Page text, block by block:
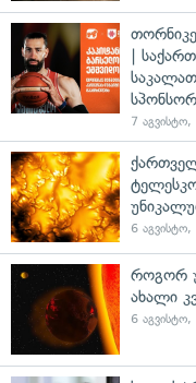
|
7
6
როგორ
ახალი
6